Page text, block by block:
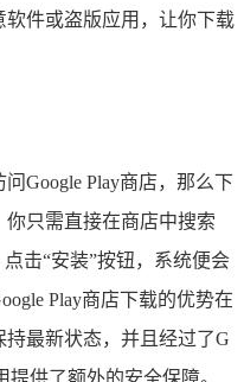
件或盗版应用，让你下载
Google Play商店，那么下
你只需直接在商店中搜索
击“安装”按钮，系统便会
Play商店下载的优势在
最新状态，并且经过了G
供了额外的安全保障。